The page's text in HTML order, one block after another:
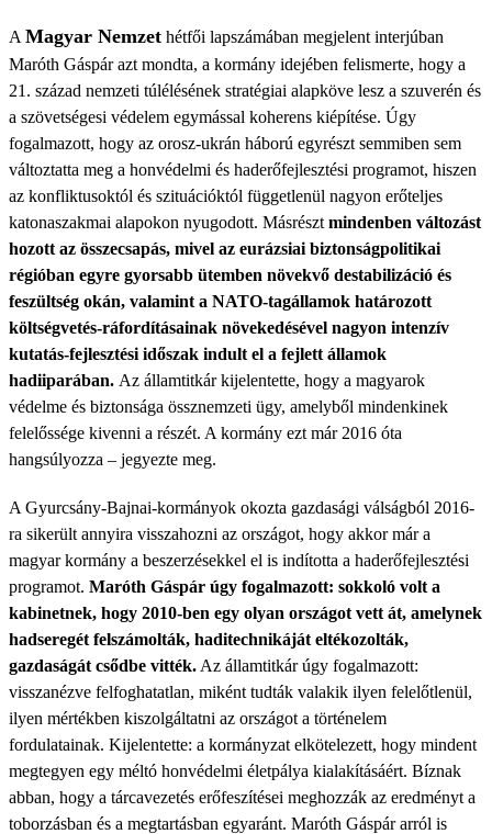
A Magyar Nemzet hétfői lapszámában megjelent interjúban
Maróth Gáspár azt mondta, a kormány idejében felismerte, hogy a
21. század nemzeti túlélésének stratégiai alapköve lesz a szuverén és
a szövetségesi védelem egymással koherens kiépítése. Úgy
fogalmazott, hogy az orosz-ukrán háború egyrészt semmiben sem
változtatta meg a honvédelmi és haderőfejlesztési programot, hiszen
az konfliktusoktól és szituációktól függetlenül nagyon erőteljes
katonaszakmai alapokon nyugodott. Másrészt mindenben változást
hozott az összecsapás, mivel az eurázsiai biztonságpolitikai
régióban egyre gyorsabb ütemben növekvő destabilizáció és
feszültség okán, valamint a NATO-tagállamok határozott
költségvetés-ráfordításainak növekedésével nagyon intenzív
kutatás-fejlesztési időszak indult el a fejlett államok
hadiiparában. Az államtitkár kijelentette, hogy a magyarok
védelme és biztonsága össznemzeti ügy, amelyből mindenkinek
felelőssége kivenni a részét. A kormány ezt már 2016 óta
hangsúlyozza – jegyezte meg.
A Gyurcsány-Bajnai-kormányok okozta gazdasági válságból 2016-
ra sikerült annyira visszahozni az országot, hogy akkor már a
magyar kormány a beszerzésekkel el is indította a haderőfejlesztési
programot. Maróth Gáspár úgy fogalmazott: sokkoló volt a
kabinetnek, hogy 2010-ben egy olyan országot vett át, amelynek
hadseregét felszámolták, haditechnikáját eltékozolták,
gazdaságát csődbe vitték. Az államtitkár úgy fogalmazott:
visszanézve felfoghatatlan, miként tudták valakik ilyen felelőtlenül,
ilyen mértékben kiszolgáltatni az országot a történelem
fordulatainak. Kijelentette: a kormányzat elkötelezett, hogy mindent
megtegyen egy méltó honvédelmi életpálya kialakításáért. Bíznak
abban, hogy a tárcavezetés erőfeszítései meghozzák az eredményt a
toborzásban és a megtartásban egyaránt. Maróth Gáspár arról is